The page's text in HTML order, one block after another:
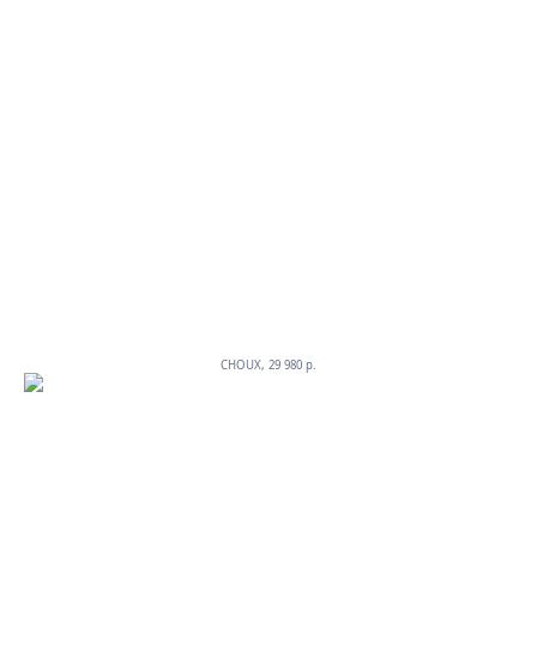
CHOUX, 29 980 p.